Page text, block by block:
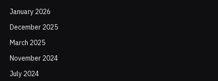
January 2026
December 2025
March 2025
November 2024
July 2024